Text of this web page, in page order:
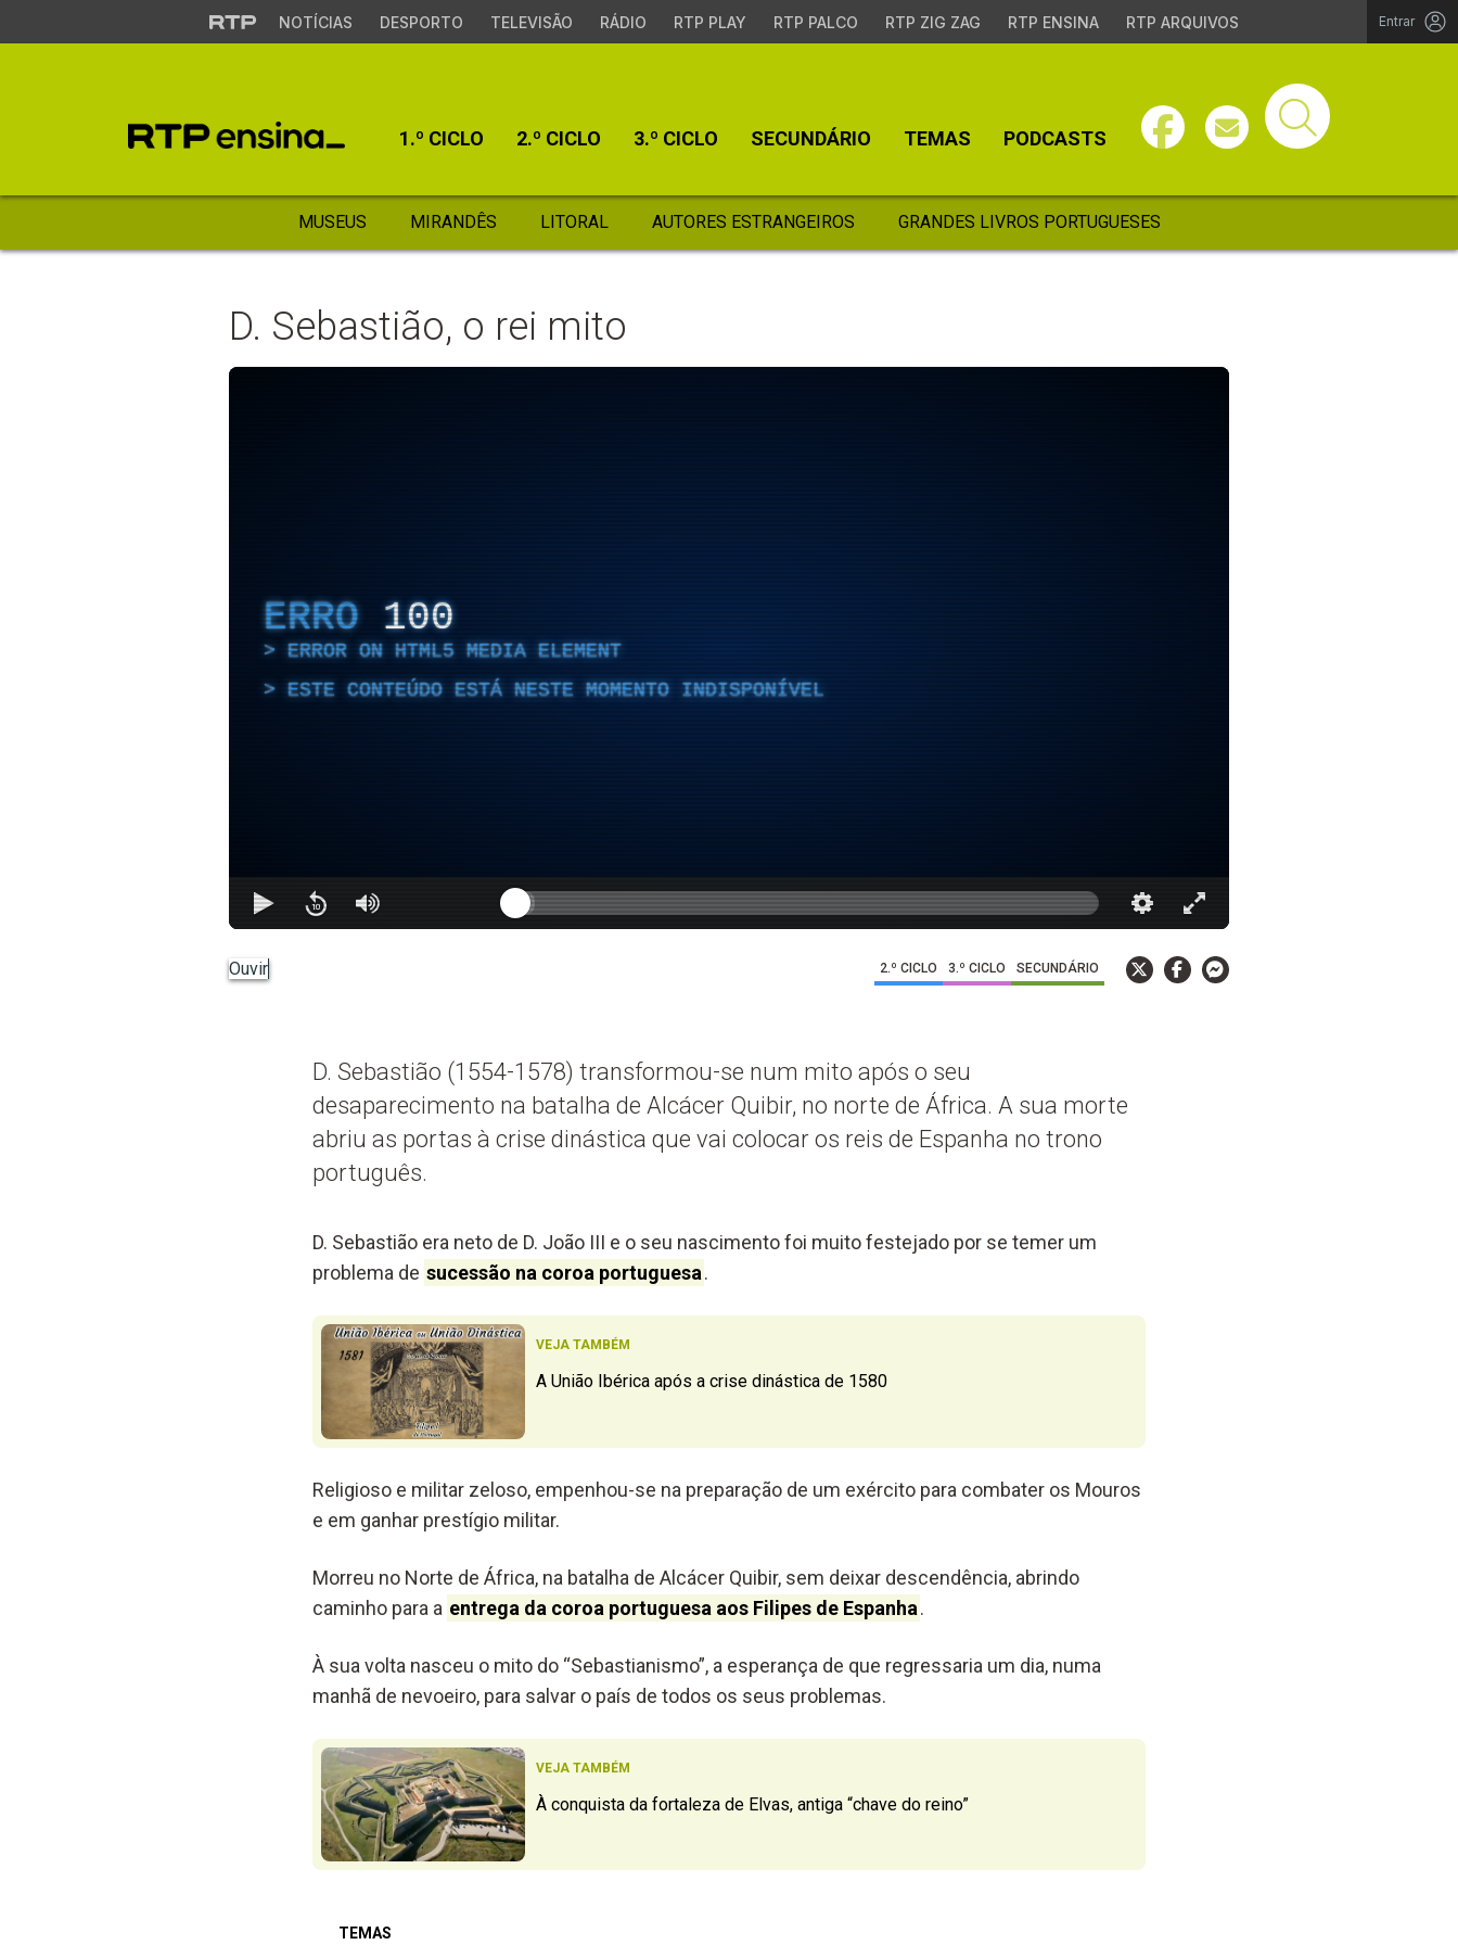
NOTÍCIAS DESPORTO TELEVISÃO RÁDIO RTP PLAY RTP PALCO RTP ZIG ZAG RTP ENSINA RTP ARQUIVOS Entrar
1.º CICLO 2.º CICLO 3.º CICLO SECUNDÁRIO TEMAS PODCASTS
MUSEUS MIRANDÊS LITORAL AUTORES ESTRANGEIROS GRANDES LIVROS PORTUGUESES
D. Sebastião, o rei mito
ERRO 100
ERROR ON HTML5 MEDIA ELEMENT
ESTE CONTEÚDO ESTÁ NESTE MOMENTO INDISPONÍVEL
Ouvir 2.º CICLO 3.º CICLO SECUNDÁRIO
D. Sebastião (1554-1578) transformou-se num mito após o seu
desaparecimento na batalha de Alcácer Quibir, no norte de África. A sua morte
abriu as portas à crise dinástica que vai colocar os reis de Espanha no trono
português.
D. Sebastião era neto de D. João III e o seu nascimento foi muito festejado por se temer um
problema de sucessão na coroa portuguesa.
VEJA TAMBÉM
A União Ibérica após a crise dinástica de 1580
Religioso e militar zeloso, empenhou-se na preparação de um exército para combater os Mouros
e em ganhar prestígio militar.
Morreu no Norte de África, na batalha de Alcácer Quibir, sem deixar descendência, abrindo
caminho para a entrega da coroa portuguesa aos Filipes de Espanha.
À sua volta nasceu o mito do “Sebastianismo”, a esperança de que regressaria um dia, numa
manhã de nevoeiro, para salvar o país de todos os seus problemas.
VEJA TAMBÉM
À conquista da fortaleza de Elvas, antiga “chave do reino”
TEMAS